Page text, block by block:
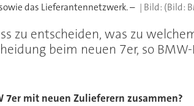
das Lieferantennetzwerk. – (Bild:
zu entscheiden, was zu
beim neuen 7er, so
7er mit neuen Zulieferern zusammen?